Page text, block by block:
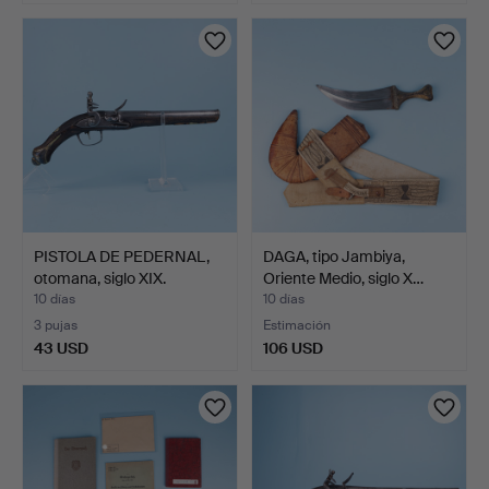
PISTOLA DE PEDERNAL,
otomana, siglo XIX.
10 días
3 pujas
43 USD
DAGA, tipo Jambiya,
Oriente Medio, siglo X…
10 días
Estimación
106 USD